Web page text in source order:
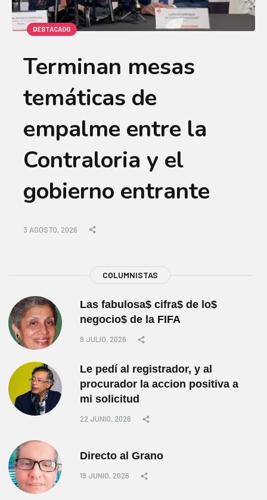
DESTACADO
Terminan mesas
temáticas de
empalme entre la
Contraloria y el
gobierno entrante
3 AGOSTO, 2026
COLUMNISTAS
Las fabulosa$ cifra$ de lo$
negocio$ de la FIFA
9 JULIO, 2026
Le pedí al registrador, y al
procurador la accion positiva a
mi solicitud
22 JUNIO, 2026
Directo al Grano
19 JUNIO, 2026